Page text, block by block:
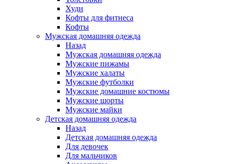
Худи
Кофты для фитнеса
Кофты
Мужская домашняя одежда
Назад
Мужская домашняя одежда
Мужские пижамы
Мужские халаты
Мужские футболки
Мужские домашние костюмы
Мужские шорты
Мужские майки
Детская домашняя одежда
Назад
Детская домашняя одежда
Для девочек
Для мальчиков